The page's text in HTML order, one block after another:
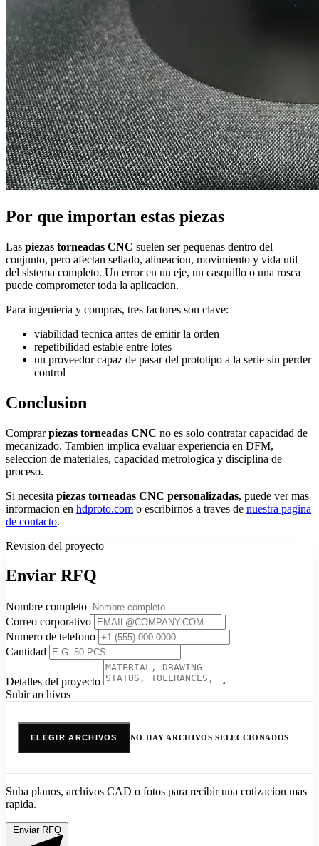
Por que importan estas piezas
Las piezas torneadas CNC suelen ser pequenas dentro del
conjunto, pero afectan sellado, alineacion, movimiento y vida util
del sistema completo. Un error en un eje, un casquillo o una rosca
puede comprometer toda la aplicacion.
Para ingenieria y compras, tres factores son clave:
viabilidad tecnica antes de emitir la orden
repetibilidad estable entre lotes
un proveedor capaz de pasar del prototipo a la serie sin perder
control
Conclusion
Comprarpiezas torneadas CNC no es solo contratar capacidad de
mecanizado. Tambien implica evaluar experiencia en DFM,
seleccion de materiales, capacidad metrologica y disciplina de
proceso.
Si necesita piezas torneadas CNC personalizadas, puede ver mas
informacion en hdproto.com o escribirnos a traves de nuestra pagina
de contacto.
Revision del proyecto
Enviar RFQ
Nombre completo
Correo corporativo
Numero de telefono
Cantidad
Detalles del proyecto
Subir archivos
ELEGIR ARCHIVOS NO HAY ARCHIVOS SELECCIONADOS
Suba planos, archivos CAD o fotos para recibir una cotizacion mas
rapida.